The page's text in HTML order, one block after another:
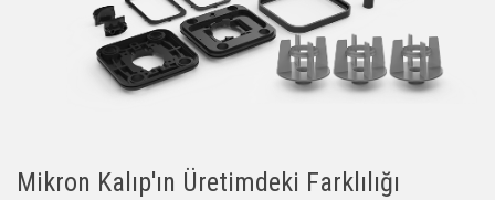
Mikron Kalıp'ın Üretimdeki Farklılığı